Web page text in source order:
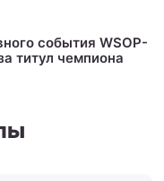
события WSOP-
титул чемпиона